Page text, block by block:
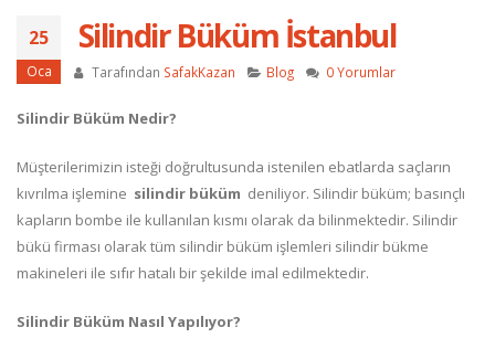
25
Oca
Silindir Büküm İstanbul
Tarafından SafakKazan Blog 0 Yorumlar
Silindir Büküm Nedir?
Müşterilerimizin isteği doğrultusunda istenilen ebatlarda saçların
kıvrılma işlemine silindir büküm deniliyor. Silindir büküm; basınçlı
kapların bombe ile kullanılan kısmı olarak da bilinmektedir. Silindir
bükü firması olarak tüm silindir büküm işlemleri silindir bükme
makineleri ile sıfır hatalı bir şekilde imal edilmektedir.
Silindir Büküm Nasıl Yapılıyor?